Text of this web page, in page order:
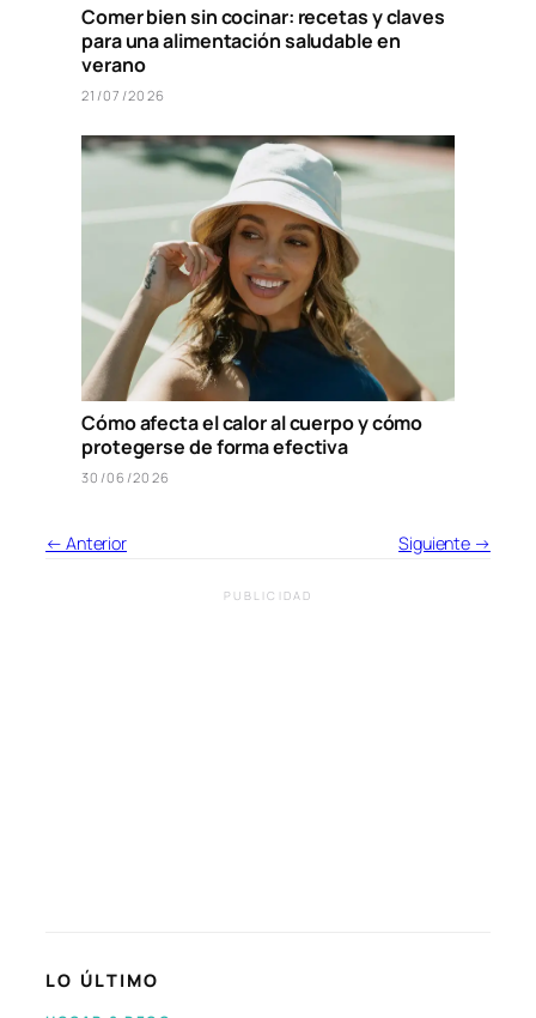
Comer bien sin cocinar: recetas y claves
para una alimentación saludable en
verano
21/07/2026
Cómo afecta el calor al cuerpo y cómo
protegerse de forma efectiva
30/06/2026
← Anterior Siguiente →
PUBLICIDAD
LO ÚLTIMO